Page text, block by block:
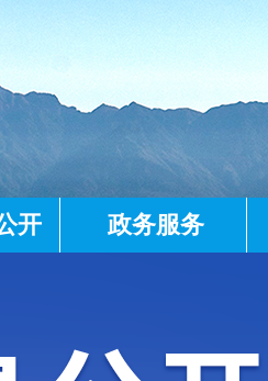
开 政务服务